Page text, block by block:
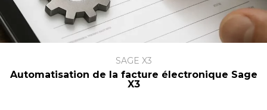
SAGE X3
Automatisation de la facture électronique Sage
X3